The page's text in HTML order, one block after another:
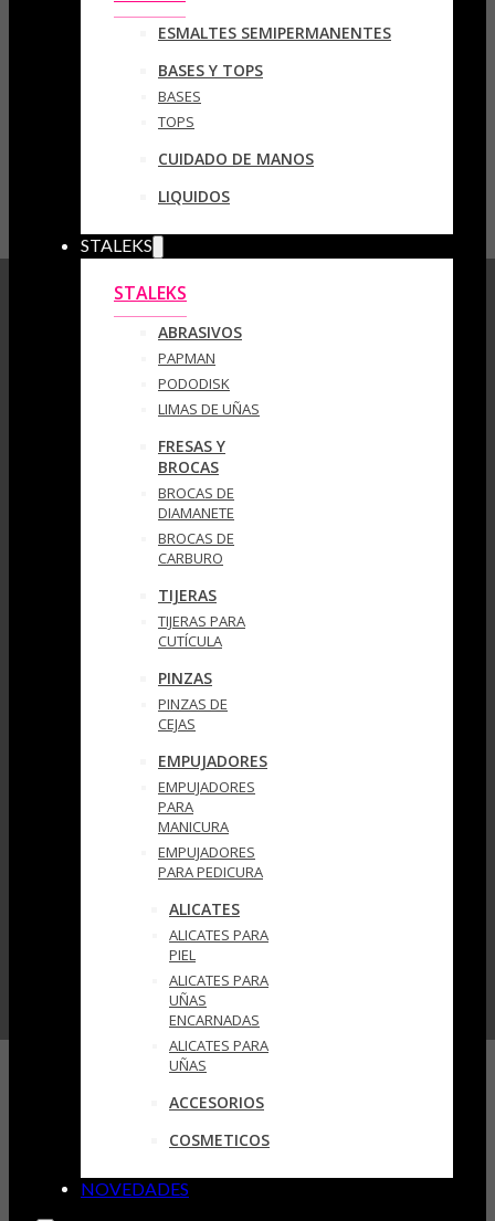
ESMALTES SEMIPERMANENTES
BASES Y TOPS
BASES
TOPS
CUIDADO DE MANOS
LIQUIDOS
STALEKS
STALEKS
ABRASIVOS
PAPMAN
PODODISK
LIMAS DE UÑAS
FRESAS Y
BROCAS
BROCAS DE
DIAMANETE
BROCAS DE
CARBURO
TIJERAS
TIJERAS PARA
CUTÍCULA
PINZAS
PINZAS DE
CEJAS
EMPUJADORES
EMPUJADORES
PARA
MANICURA
EMPUJADORES
PARA PEDICURA
ALICATES
ALICATES PARA
PIEL
ALICATES PARA
UÑAS
ENCARNADAS
ALICATES PARA
UÑAS
ACCESORIOS
COSMETICOS
NOVEDADES